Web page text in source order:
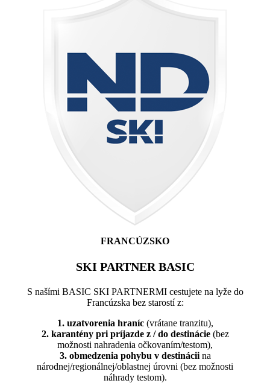
FRANCÚZSKO
SKI PARTNER BASIC
S našími BASIC SKI PARTNERMI cestujete na lyže do
Francúzska bez starostí z:
1. uzatvorenia hraníc(vrátane tranzitu),
2. karantény pri príjazde z / do destinácie(bez
možnosti nahradenia očkovaním/testom),
3. obmedzenia pohybu v destinácii na
národnej/regionálnej/oblastnej úrovni (bez možnosti
náhrady testom).